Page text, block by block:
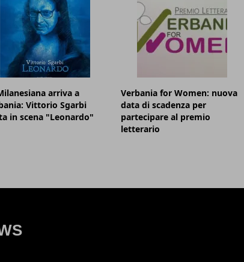
arriva a
Vittorio Sgarbi
in scena "Leonardo"
Verbania for Women: nuova
data di scadenza per
partecipare al premio
letterario